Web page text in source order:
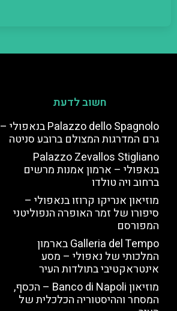
חשוב לדעת
Palazzo dello Spagnolo בנאפולי –
גרם המדרגות המצולם ברובע סניטה
Palazzo Zevallos Stigliano
בנאפולי – ארמון אמנות מרשים
ברחוב ויה טולדו
מוזיאון אנריקו קרוזו בנאפולי –
סיפורו של זמר האופרה הנפוליטני
המפורסם
Galleria del Tempo בארמון
המלכותי של נאפולי – מסע
אינטראקטיבי בתולדות העיר
מוזיאון Banco di Napoli – הכסף,
המסחר וההיסטוריה הכלכלית של